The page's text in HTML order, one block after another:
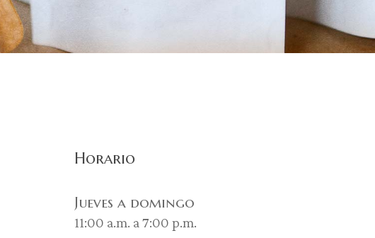
Horario
Jueves a domingo
11:00 a.m. a 7:00 p.m.